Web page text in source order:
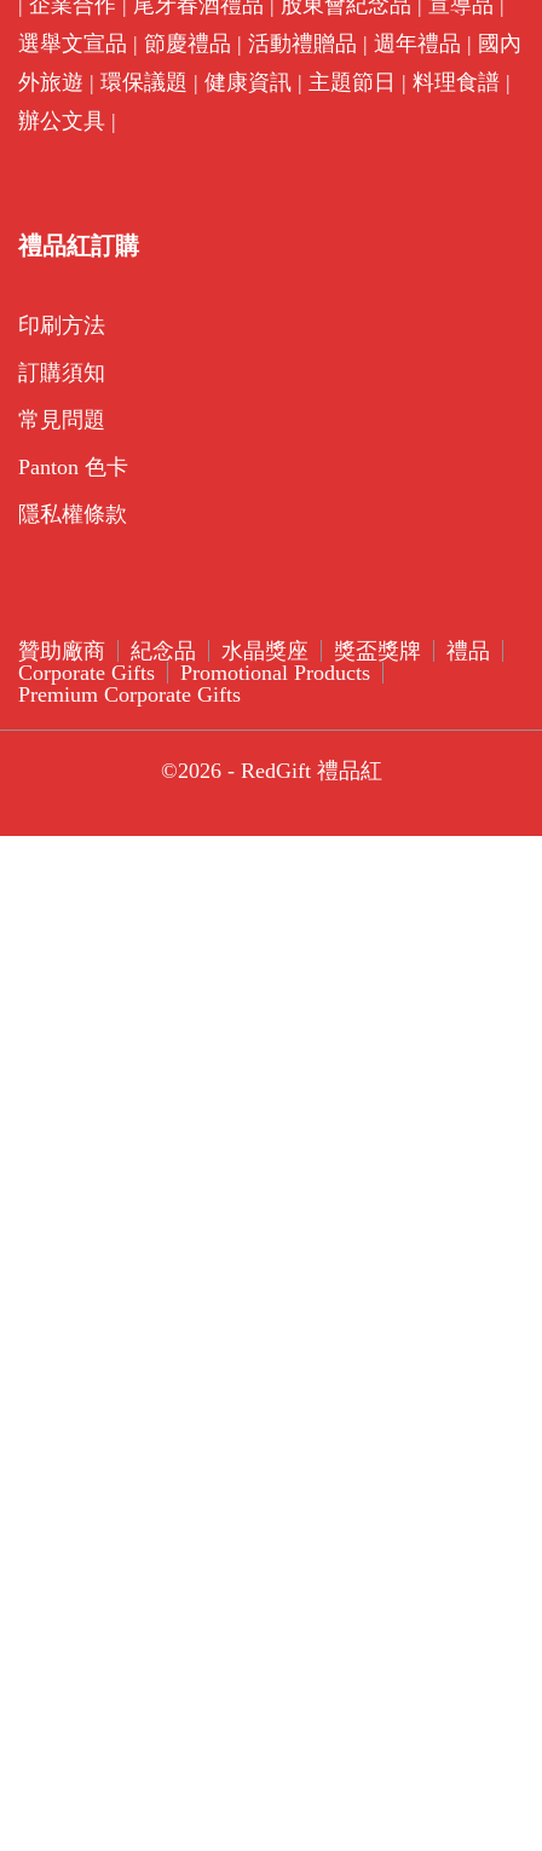
企業合作 尾牙春酒禮品 股東會紀念品 宣導品
選舉文宣品 | 節慶禮品 | 活動禮贈品 | 週年禮品 | 國內
外旅遊 | 環保議題 | 健康資訊 | 主題節日 | 料理食譜 |
辦公文具 |
禮品紅訂購
印刷方法
訂購須知
常見問題
Panton 色卡
隱私權條款
贊助廠商 紀念品 水晶獎座 獎盃獎牌
禮品
Corporate Gifts
Promotional Products
Premium Corporate Gifts
©2026 - RedGift 禮品紅